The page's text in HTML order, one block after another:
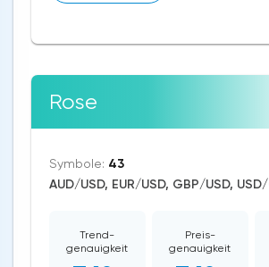
Rose
Symbole: 43
Trend-
genauigkeit
Preis-
genauigkeit